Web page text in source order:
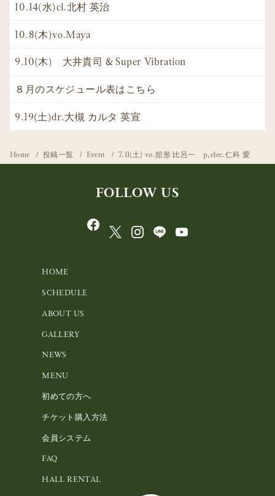
10.14(水)cl.北村 英治
10.8(木)vo.Maya
9.10(木) 大井貴司 & Super Vibration
８月のスケジュール表はこちら
9.19(土)dr.大槻 カルタ 英宣
Home 投稿一覧 Event 7.11(土) vo.舘形 比呂一 p,elec.仁科 愛
FOLLOW US
HOME
SCHEDULE
ABOUT US
GALLERY
NEWS
MENU
初めての方へ
チケット購入方法
会員システム
FAQ
HALL RENTAL